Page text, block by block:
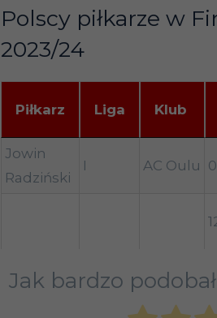
Polscy piłkarze w
2023/24
Piłkarz Liga Klub
Piłkarz
Jowin
Radziński
I AC Oulu
Jak bardzo